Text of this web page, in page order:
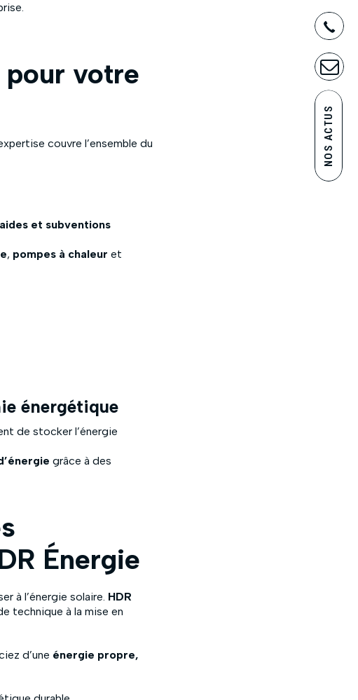
NOS ACTUS
pour votre
couvre l’ensemble du
aides et subventions
, pompes à chaleur et
énergétique
de stocker l’énergie
grâce à des
Énergie
à l’énergie solaire. HDR
technique à la mise en
d’une énergie propre,